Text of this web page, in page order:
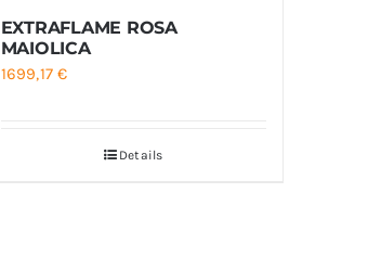
EXTRAFLAME ROSA
MAIOLICA
1699,17€
Details